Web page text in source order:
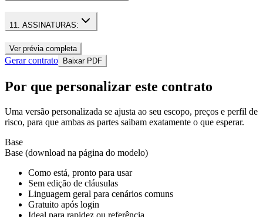
11. ASSINATURAS:
Ver prévia completa
Gerar contrato Baixar PDF
Por que personalizar este contrato
Uma versão personalizada se ajusta ao seu escopo, preços e perfil de
risco, para que ambas as partes saibam exatamente o que esperar.
Base
Base (download na página do modelo)
Como está, pronto para usar
Sem edição de cláusulas
Linguagem geral para cenários comuns
Gratuito após login
Ideal para rapidez ou referência